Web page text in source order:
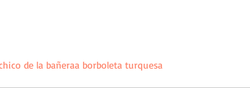
de la bañeraa borboleta turquesa